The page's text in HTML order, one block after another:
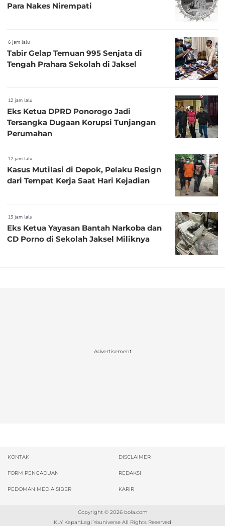
Para Nakes Nirempati
6 jam lalu
Tabir Gelap Temuan 995 Senjata di
Tengah Prahara Sekolah di Jaksel
12 jam lalu
Eks Ketua DPRD Ponorogo Jadi
Tersangka Dugaan Korupsi Tunjangan
Perumahan
12 jam lalu
Kasus Mutilasi di Depok, Pelaku Resign
dari Tempat Kerja Saat Hari Kejadian
13 jam lalu
Eks Ketua Yayasan Bantah Narkoba dan
CD Porno di Sekolah Jaksel Miliknya
Advertisement
KONTAK DISCLAIMER
FORM PENGADUAN REDAKSI
PEDOMAN MEDIA SIBER KARIR
Copyright © 2026 bola.com
KLY KapanLagi Youniverse All Rights Reserved